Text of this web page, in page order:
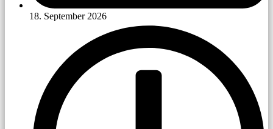
18. September 2026